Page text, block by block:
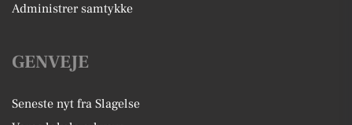
Administrer samtykke
GENVEJE
Seneste nyt fra Slagelse